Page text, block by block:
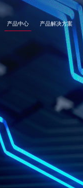
产品中心 产品解决方案